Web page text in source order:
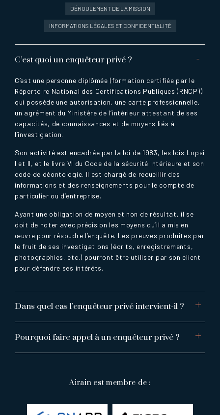
DÉROULEMENT DE LA MISSION
INFORMATIONS LÉGALES ET CONFIDENTIALITÉ
C’est quoi un enquêteur privé ?
C’est une personne diplômée (formation certifiée par le
Répertoire National des Certifications Publiques (RNCP))
qui possède une autorisation, une carte professionnelle,
un agrément du Ministère de l’intérieur attestant de ses
capacités, de connaissances et de moyens liés à
l’investigation.
Son activité est encadrée par la loi de 1983, les lois Lopsi
I et II, et le livre VI du Code de la sécurité intérieure et son
code de déontologie. Il est chargé de recueillir des
informations et des renseignements pour le compte de
particulier ou d’entreprise.
Ayant une obligation de moyen et non de résultat, il se
doit de noter avec précision les moyens qu’il a mis en
œuvre pour résoudre l’enquête. Les preuves produites par
le fruit de ses investigations (écrits, enregistrements,
photographies, etc.) pourront être utiliser par son client
pour défendre ses intérêts.
Dans quel cas l’enquêteur privé intervient-il ?
Pourquoi faire appel à un enquêteur privé ?
Airain est membre de :